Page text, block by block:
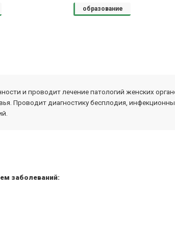
образование
и проводит лечение патологий женских
Проводит диагностику бесплодия,
заболеваний: